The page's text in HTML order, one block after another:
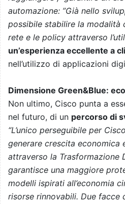
automazione: ”Già nello
possibile stabilire la modalità
rete e le policy attraverso
un’esperienza eccellente a
nell’utilizzo di applicazioni
Dimensione Green&Blue:
Non ultimo, Cisco punta a
nel futuro, di un percorso di
“L’unico perseguibile per
generare crescita economica
attraverso la Trasformazione
garantisce una maggiore
modelli ispirati all’economia
risorse rinnovabili. Due facce